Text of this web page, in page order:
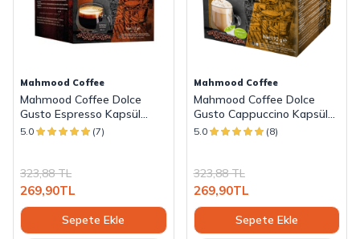
Mahmood Coffee
Mahmood Coffee Dolce
Gusto Espresso Kapsül
Kahve 7 G x 16 Adet
5.0 (7)
323,88TL
269,90TL
Sepete Ekle
Mahmood Coffee
Mahmood Coffee Dolce
Gusto Cappuccino Kapsül
Kahve 16 Adet
5.0 (8)
323,88TL
269,90TL
Sepete Ekle